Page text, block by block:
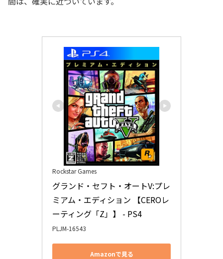
Rockstar Games
グランド・セフト・オートV:プレ
ミアム・エディション 【CEROレ
ーティング「Z」】 - PS4
PLJM-16543
Amazonで見る